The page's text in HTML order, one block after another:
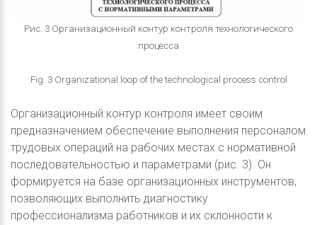
Рис. 3 Организационный контур контроля технологического
процесса
Fig. 3 Organizational loop of the technological process control
Организационный контур контроля имеет своим
предназначением обеспечение выполнения персоналом
трудовых операций на рабочих местах с нормативной
последовательностью и параметрами (рис. 3). Он
формируется на базе организационных инструментов,
позволяющих выполнить диагностику
профессионализма работников и их склонности к